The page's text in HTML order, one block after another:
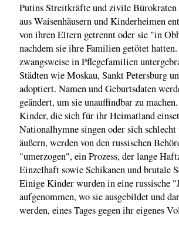
Putins Streitkräfte und zivile Bürokraten
aus Waisenhäusern und Kinderheimen
von ihren Eltern getrennt oder sie "in
nachdem sie ihre Familien getötet
zwangsweise in Pflegefamilien
Städten wie Moskau, Sankt Petersburg
adoptiert. Namen und Geburtsdaten
geändert, um sie unauffindbar zu
Kinder, die sich für ihr Heimatland
Nationalhymne singen oder sich
äußern, werden von den russischen
"umerzogen", ein Prozess, der lange
Einzelhaft sowie Schikanen und brutale
Einige Kinder wurden in eine russische
aufgenommen, wo sie ausgebildet und
werden, eines Tages gegen ihr eigenes